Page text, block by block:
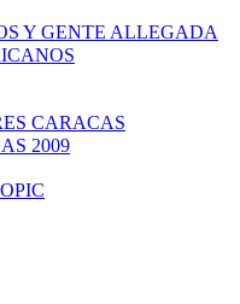
Y GENTE ALLEGADA
CARACAS
2009